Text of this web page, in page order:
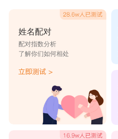
姓名配对
配对指数分析
了解你们如何相处